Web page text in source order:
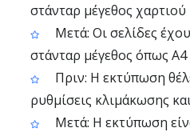
στάνταρ μέγεθος χαρτιού
Μετά: Οι σελίδες
στάνταρ μέγεθος όπως
Πριν: Η εκτύπωση
ρυθμίσεις κλιμάκωσης
Μετά: Η εκτύπωση